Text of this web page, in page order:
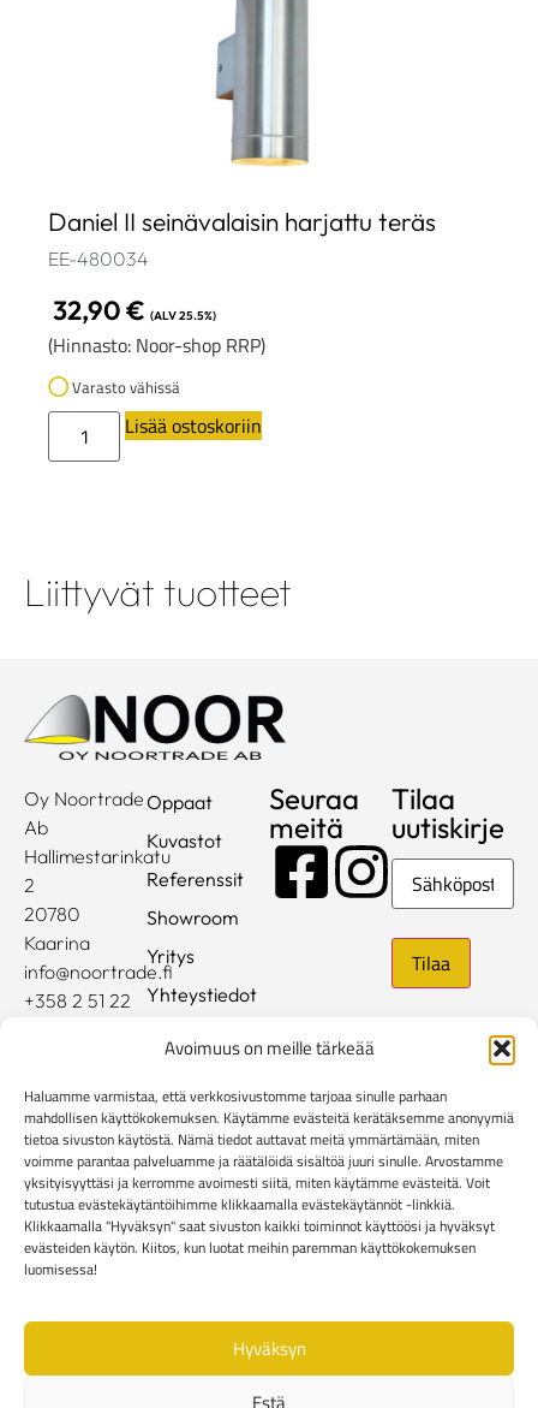
Avoimuus on meille tärkeää
Haluamme varmistaa, että verkkosivustomme tarjoaa sinulle parhaan
mahdollisen käyttökokemuksen. Käytämme evästeitä kerätäksemme anonyymiä
tietoa sivuston käytöstä. Nämä tiedot auttavat meitä ymmärtämään, miten
voimme parantaa palveluamme ja räätälöidä sisältöä juuri sinulle. Arvostamme
yksityisyyttäsi ja kerromme avoimesti siitä, miten käytämme evästeitä. Voit
tutustua evästekäytäntöihimme klikkaamalla evästekäytännöt -linkkiä.
Klikkaamalla "Hyväksyn" saat sivuston kaikki toiminnot käyttöösi ja hyväksyt
evästeiden käytön. Kiitos, kun luotat meihin paremman käyttökokemuksen
luomisessa!
Hyväksyn
Estä
Daniel II seinävalaisin harjattu teräs
EE-480034
32,90€ (ALV 25.5%)
(Hinnasto: Noor-shop RRP)
Varasto vähissä
Lisää ostoskoriin
Liittyvät tuotteet
Oy Noortrade
Ab
Hallimestarinkatu
2
20780
Kaarina
info@noortrade.fi
+358 2 51 22
Oppaat
Kuvastot
Referenssit
Showroom
Yritys
Yhteystiedot
Mediapankki
Seuraa
meitä
Tilaa
uutiskirje
Sähköposti
Rekisteri- ja tietosuojaseloste
Kuluttaja-asiakkaiden toimitusehdot
Yritysasiakkaiden toimitusehdotReklamaatiolomake
Evästekäytännöt